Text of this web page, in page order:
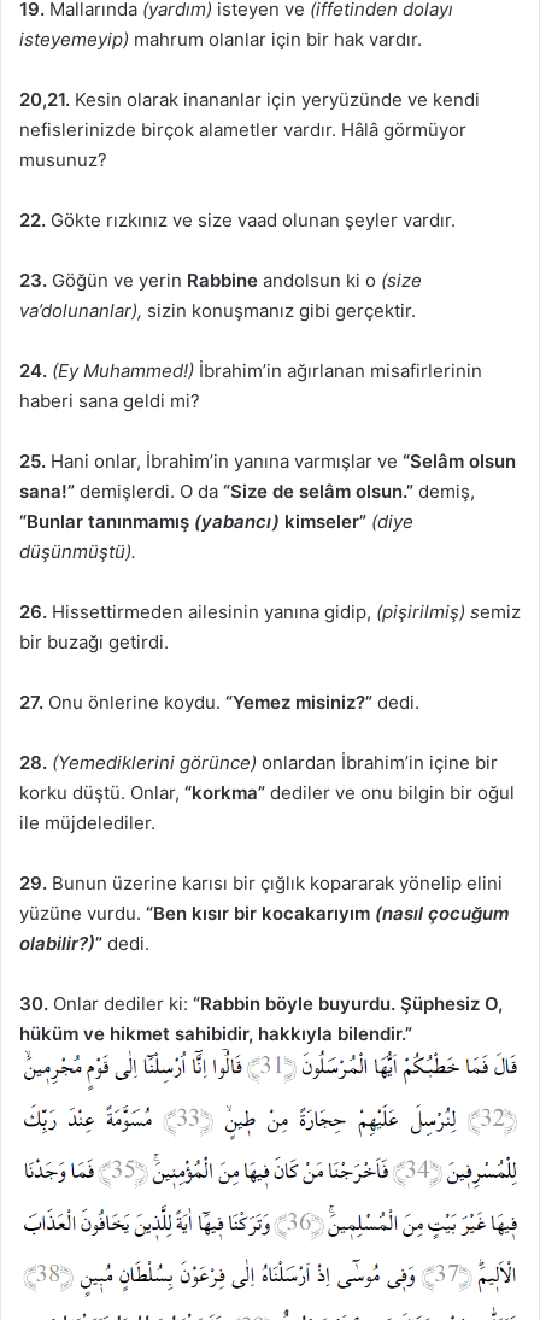
19. Mallarında (yardım) isteyen ve (iffetinden dolayı
isteyemeyip) mahrum olanlar için bir hak vardır.
20,21. Kesin olarak inananlar için yeryüzünde ve kendi
nefislerinizde birçok alametler vardır. Hâlâ görmüyor
musunuz?
22. Gökte rızkınız ve size vaad olunan şeyler vardır.
23. Göğün ve yerin Rabbine andolsun ki o (size
va’dolunanlar), sizin konuşmanız gibi gerçektir.
24. (Ey Muhammed!) İbrahim’in ağırlanan misafirlerinin
haberi sana geldi mi?
25. Hani onlar, İbrahim’in yanına varmışlar ve “Selâm olsun
sana!” demişlerdi. O da “Size de selâm olsun.” demiş,
“Bunlar tanınmamış (yabancı) kimseler” (diye
düşünmüştü).
26. Hissettirmeden ailesinin yanına gidip, (pişirilmiş) semiz
bir buzağı getirdi.
27. Onu önlerine koydu. “Yemez misiniz?” dedi.
28. (Yemediklerini görünce) onlardan İbrahim’in içine bir
korku düştü. Onlar, “korkma” dediler ve onu bilgin bir oğul
ile müjdelediler.
29. Bunun üzerine karısı bir çığlık kopararak yönelip elini
yüzüne vurdu. “Ben kısır bir kocakarıyım (nasıl çocuğum
olabilir?)” dedi.
30. Onlar dediler ki: “Rabbin böyle buyurdu. Şüphesiz O,
hüküm ve hikmet sahibidir, hakkıyla bilendir.”